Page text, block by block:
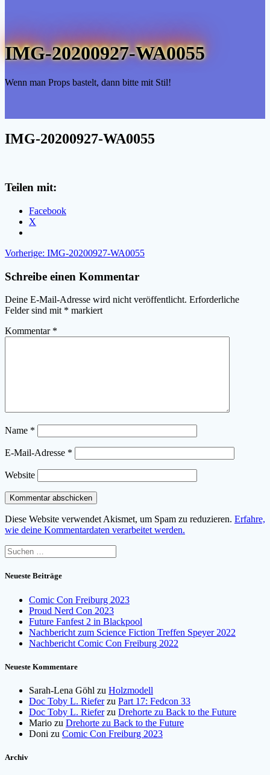
IMG-20200927-WA0055
Wenn man Props bastelt, dann bitte mit Stil!
IMG-20200927-WA0055
Teilen mit:
Facebook
X
Beitragsnavigation
Vorherige: Vorheriger
IMG-20200927-WA0055
Schreibe einen Kommentar
Deine E-Mail-Adresse wird nicht veröffentlicht. Erforderliche
Felder sind mit * markiert
Kommentar *
Name *
E-Mail-Adresse *
Website
Diese Website verwendet Akismet, um Spam zu reduzieren. Erfahre,
wie deine Kommentardaten verarbeitet werden.
Suchen
nach:
Neueste Beiträge
Comic Con Freiburg 2023
Proud Nerd Con 2023
Future Fanfest 2 in Blackpool
Nachbericht zum Science Fiction Treffen Speyer 2022
Nachbericht Comic Con Freiburg 2022
Neueste Kommentare
Sarah-Lena Göhl zu Holzmodell
Doc Toby L. Rieferzu Part 17: Fedcon 33
Doc Toby L. Rieferzu Drehorte zu Back to the Future
Mario zu Drehorte zu Back to the Future
Doni zu Comic Con Freiburg 2023
Archiv